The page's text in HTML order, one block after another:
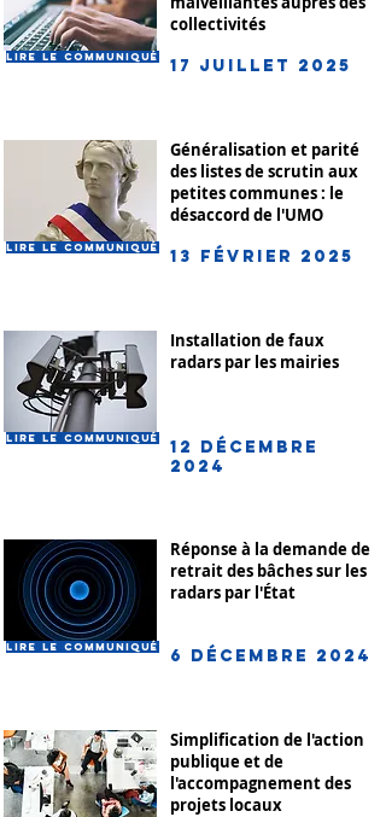
collectivités
Lire le communiqué 17 juillet 2025
Généralisation et parité
des listes de scrutin aux
petites communes : le
désaccord de l'UMO
Lire le communiqué 13 février 2025
Installation de faux
radars par les mairies
Lire le communiqué
12 décembre
2024
Réponse à la demande de
retrait des bâches sur les
radars par l'État
Lire le communiqué 6 décembre 2024
Simplification de l'action
publique et de
l'accompagnement des
projets locaux